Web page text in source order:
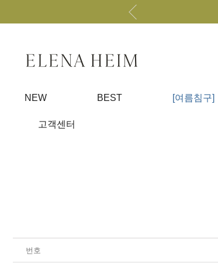
NEW BEST [여름침구]
고객센터
번호